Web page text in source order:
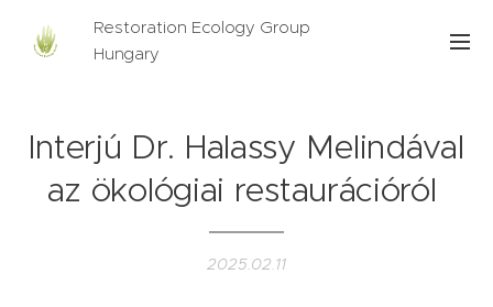
Restoration Ecology Group
Hungary
Interjú Dr. Halassy Melindával
az ökológiai restaurációról
2025.02.11